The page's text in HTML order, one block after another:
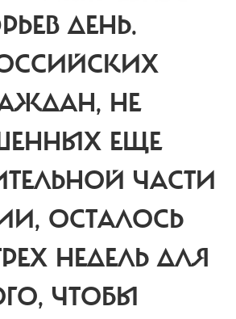
ДЕНЬ.
НЕ
ЕЩЕ
ЧАСТИ
ОСТАЛОСЬ
НЕДЕЛЬ ДЛЯ
ЧТОБЫ